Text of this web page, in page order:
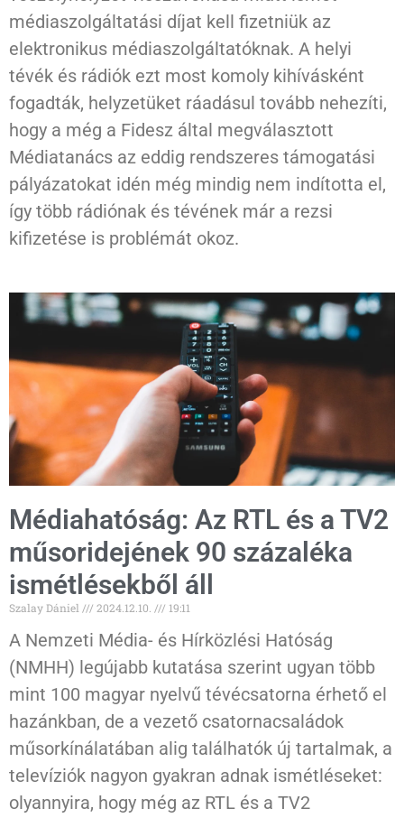
médiaszolgáltatási díjat kell fizetniük az
elektronikus médiaszolgáltatóknak. A helyi
tévék és rádiók ezt most komoly kihívásként
fogadták, helyzetüket ráadásul tovább nehezíti,
hogy a még a Fidesz által megválasztott
Médiatanács az eddig rendszeres támogatási
pályázatokat idén még mindig nem indította el,
így több rádiónak és tévének már a rezsi
kifizetése is problémát okoz.
Médiahatóság: Az RTL és a TV2
műsoridejének 90 százaléka
ismétlésekből áll
Szalay Dániel 2024.12.10. 19:11
A Nemzeti Média- és Hírközlési Hatóság
(NMHH) legújabb kutatása szerint ugyan több
mint 100 magyar nyelvű tévécsatorna érhető el
hazánkban, de a vezető csatornacsaládok
műsorkínálatában alig találhatók új tartalmak, a
televíziók nagyon gyakran adnak ismétléseket:
olyannyira, hogy még az RTL és a TV2